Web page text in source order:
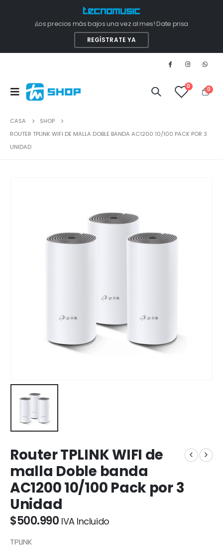
¡Los precios más bajos una vez al mes! Date prisa
REGÍSTRATE YA
0 0
CASA
SHOP
ROUTER TPLINK WIFI DE MALLA DOBLE BANDA AC1200 10/100 PACK POR 3
UNIDAD
Router TPLINK WIFI de
malla Doble banda
AC1200 10/100 Pack por 3
Unidad
$500.990 IVA Incluido
TPLINK